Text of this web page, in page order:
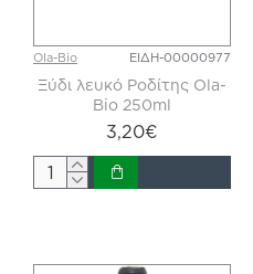
Ola-Bio ΕΙΔΗ-00000977
Ξύδι λευκό Ροδίτης Ola-
Bio 250ml
3,20€